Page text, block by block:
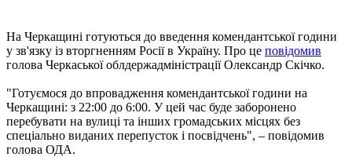
На Черкащині готуються до введення комендантської години
у зв'язку із вторгненням Росії в Україну. Про це повідомив
голова Черкаської облдержадміністрації Олександр Скічко.
"Готуємося до впровадження комендантської години на
Черкащині: з 22:00 до 6:00. У цей час буде заборонено
перебувати на вулиці та інших громадських місцях без
спеціально виданих перепусток і посвідчень", – повідомив
голова ОДА.